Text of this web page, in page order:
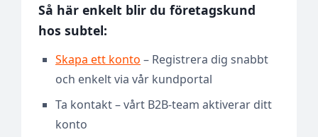
Så här enkelt blir du företagskund
hos subtel:
Skapa ett konto – Registrera dig snabbt
och enkelt via vår kundportal
Ta kontakt – vårt B2B-team aktiverar ditt
konto